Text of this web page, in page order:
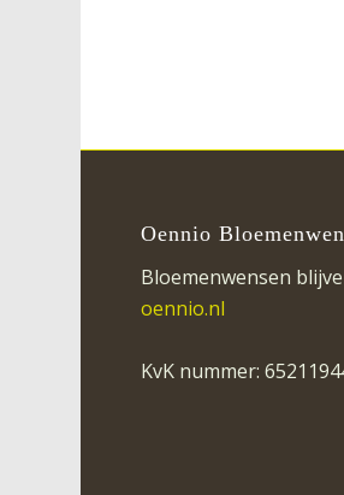
Oennio
Bloemenwensen
oennio.nl
KvK nummer: